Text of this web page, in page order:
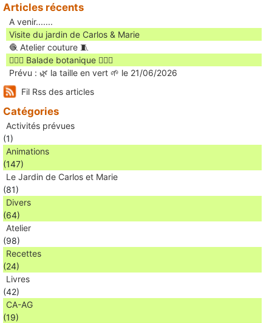
Articles récents
A venir.......
Visite du jardin de Carlos & Marie
🧶 Atelier couture 🧵
🚶🏻‍♀️ Balade botanique 🚶🏻‍♂️
Prévu : 🌿 la taille en vert 🌱 le 21/06/2026
Fil Rss des articles
Catégories
Activités prévues
(1)
Animations
(147)
Le Jardin de Carlos et Marie
(81)
Divers
(64)
Atelier
(98)
Recettes
(24)
Livres
(42)
CA-AG
(19)